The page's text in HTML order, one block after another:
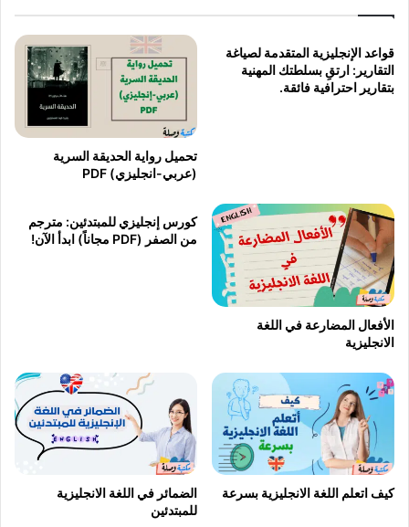
قواعد الإنجليزية المتقدمة لصياغة
التقارير: ارتقِ بسلطتك المهنية
بتقارير احترافية فائقة.
تحميل رواية الحديقة السرية
(عربي-انجليزي) PDF
الأفعال المضارعة في اللغة
الانجليزية
كورس إنجليزي للمبتدئين: مترجم
من الصفر (PDF مجاناً) ابدأ الآن!
كيف اتعلم اللغة الانجليزية بسرعة
الضمائر في اللغة الانجليزية
للمبتدئين